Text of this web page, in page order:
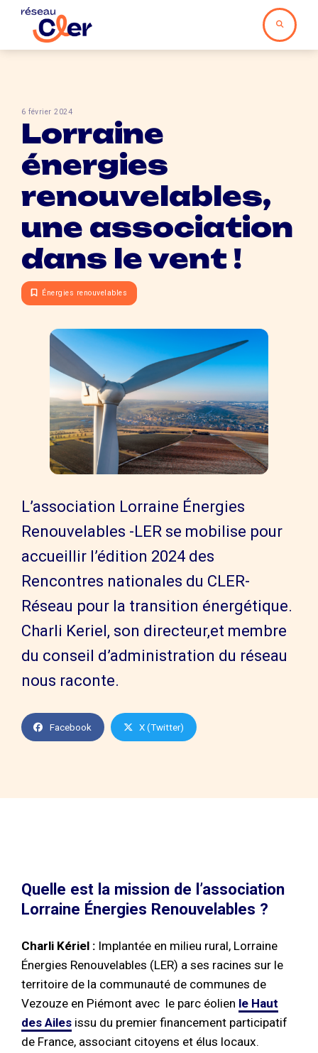
6 février 2024
Lorraine
énergies
renouvelables,
une association
dans le vent !
Énergies renouvelables
L’association Lorraine Énergies
Renouvelables -LER se mobilise pour
accueillir l’édition 2024 des
Rencontres nationales du CLER-
Réseau pour la transition énergétique.
Charli Keriel, son directeur,et membre
du conseil d’administration du réseau
nous raconte.
Facebook X (Twitter)
Quelle est la mission de l’association
Lorraine Énergies Renouvelables ?
Charli Kériel : Implantée en milieu rural, Lorraine
Énergies Renouvelables (LER) a ses racines sur le
territoire de la communauté de communes de
Vezouze en Piémont avec le parc éolien le Haut
des Ailes issu du premier financement participatif
de France, associant citoyens et élus locaux.